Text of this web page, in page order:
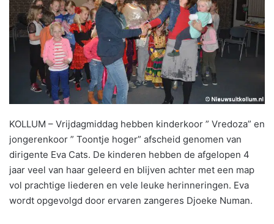
KOLLUM – Vrijdagmiddag hebben kinderkoor ” Vredoza” en
jongerenkoor ” Toontje hoger” afscheid genomen van
dirigente Eva Cats. De kinderen hebben de afgelopen 4
jaar veel van haar geleerd en blijven achter met een map
vol prachtige liederen en vele leuke herinneringen. Eva
wordt opgevolgd door ervaren zangeres Djoeke Numan.